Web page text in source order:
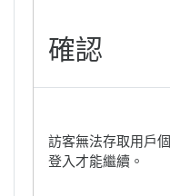
確認
訪客無法存取用戶
登入才能繼續。